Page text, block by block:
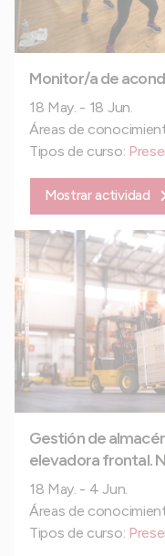
Monitor/a de
18 May. - 18 Jun.
Áreas de
Tipos de curso:
Mostrar actividad
Gestión de
elevadora frontal.
18 May. - 4 Jun.
Áreas de
Tipos de curso: